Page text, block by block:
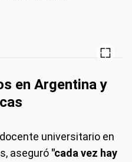
en Argentina y
universitario en
aseguró "cada vez hay